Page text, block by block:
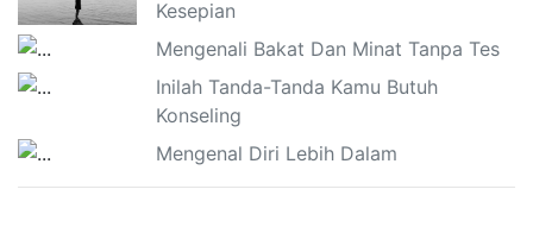
Kesepian
Mengenali Bakat Dan Minat Tanpa Tes
Inilah Tanda-Tanda Kamu Butuh
Konseling
Mengenal Diri Lebih Dalam